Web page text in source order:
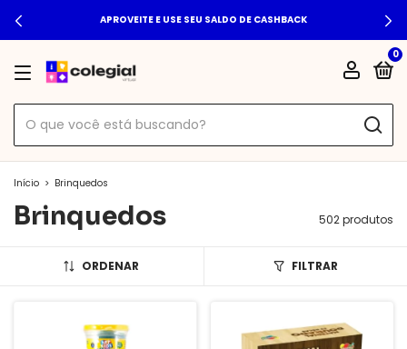
APROVEITE E USE SEU SALDO DE CASHBACK
0
Início > Brinquedos
Brinquedos 502 produtos
ORDENAR FILTRAR